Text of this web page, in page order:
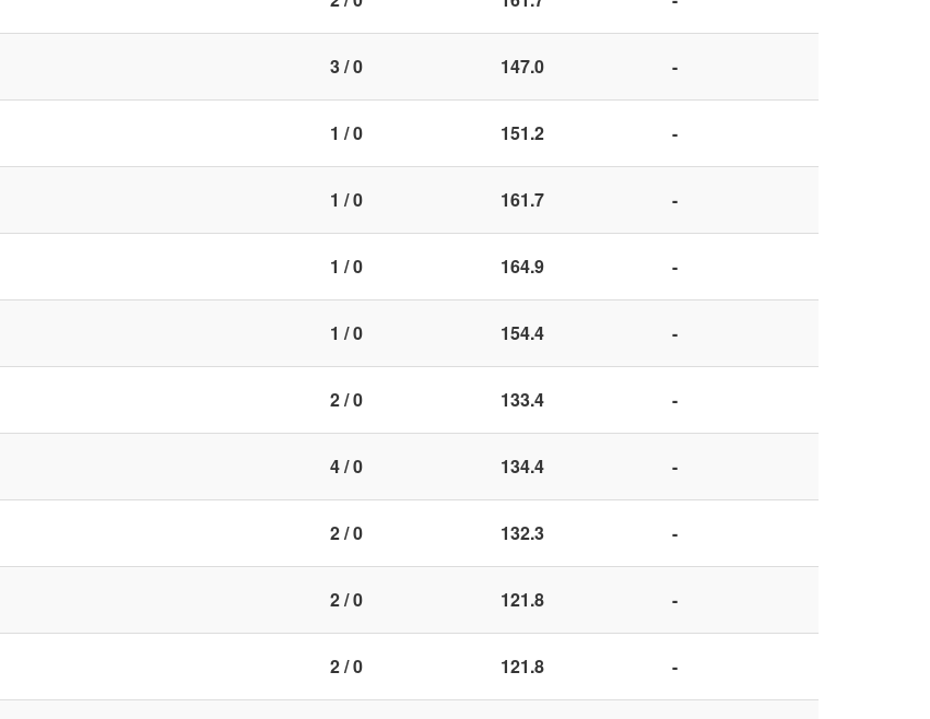
3 / 0 147.0 -
1 / 0 151.2 -
1 / 0 161.7 -
1 / 0 164.9 -
1 / 0 154.4 -
2 / 0 133.4 -
4 / 0 134.4 -
2 / 0 132.3 -
2 / 0 121.8 -
2 / 0 121.8 -